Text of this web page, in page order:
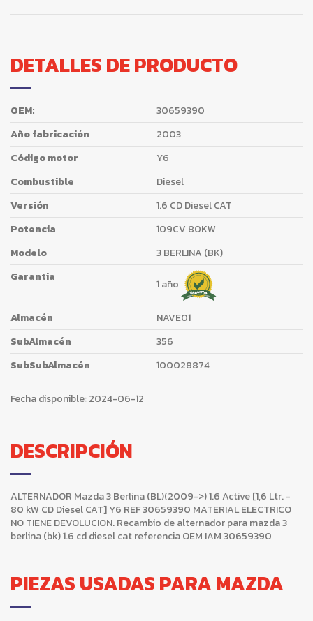
DETALLES DE PRODUCTO
OEM:
30659390
Año fabricación
2003
Código motor
Y6
Combustible
Diesel
Versión
1.6 CD Diesel CAT
Potencia
109CV 80KW
Modelo
3 BERLINA (BK)
Garantia
1 año
Almacén
NAVE01
SubAlmacén
356
SubSubAlmacén
100028874
Fecha disponible:2024-06-12
DESCRIPCIÓN
ALTERNADOR Mazda 3 Berlina (BL)(2009->) 1.6 Active [1,6 Ltr. -
80 kW CD Diesel CAT] Y6 REF 30659390 MATERIAL ELECTRICO
NO TIENE DEVOLUCION. Recambio de alternador para mazda 3
berlina (bk) 1.6 cd diesel cat referencia OEM IAM 30659390
PIEZAS USADAS PARA MAZDA